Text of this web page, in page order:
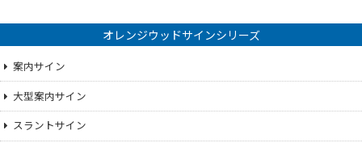
オレンジウッドサインシリーズ
案内サイン
大型案内サイン
スラントサイン